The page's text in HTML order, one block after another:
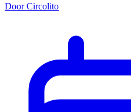
Door Circolito